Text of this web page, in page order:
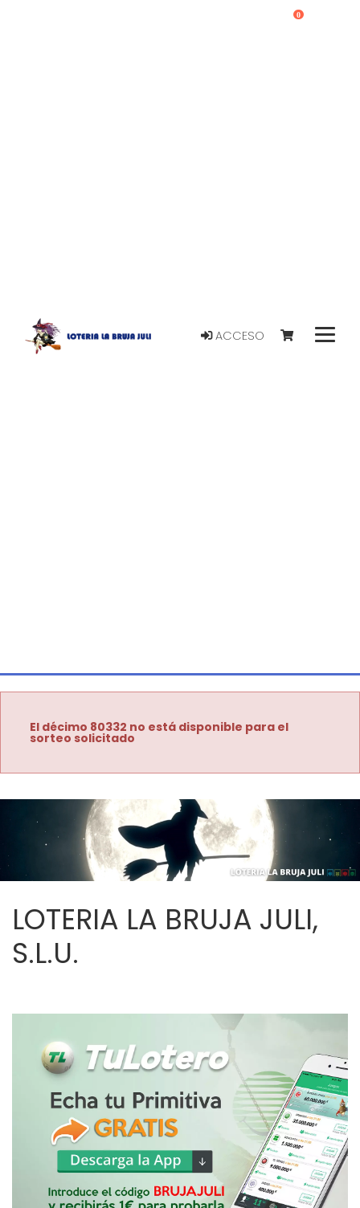
ACCESO
0
El décimo 80332 no está disponible para el
sorteo solicitado
LOTERIA LA BRUJA JULI,
S.L.U.